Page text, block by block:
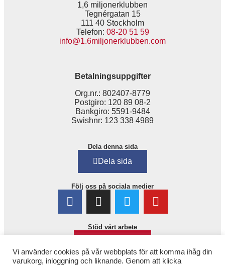
1,6 miljonerklubben
Tegnérgatan 15
111 40 Stockholm
Telefon: 08-20 51 59
info@1.6miljonerklubben.com
Betalningsuppgifter
Org.nr.: 802407-8779
Postgiro: 120 89 08-2
Bankgiro: 5591-9484
Swishnr: 123 338 4989
Dela denna sida
Dela sida
Följ oss på sociala medier
Stöd vårt arbete
Vi använder cookies på vår webbplats för att komma ihåg din
varukorg, inloggning och liknande. Genom att klicka